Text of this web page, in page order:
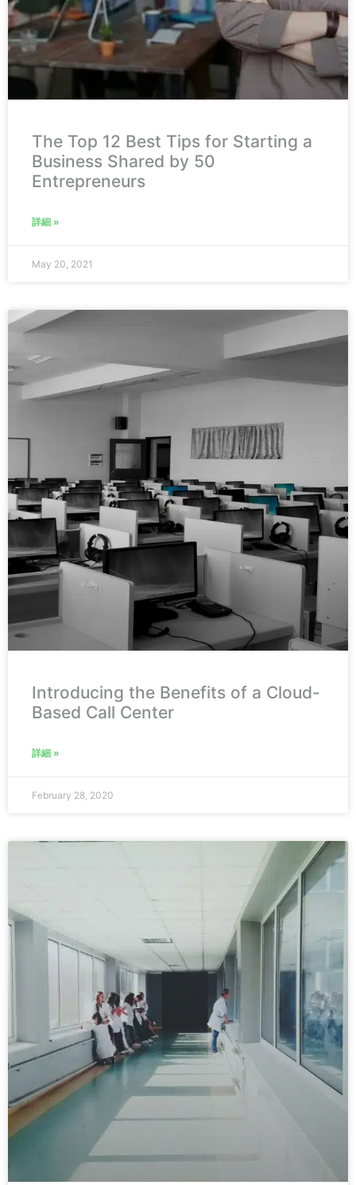
The Top 12 Best Tips for Starting a
Business Shared by 50
Entrepreneurs
詳細 »
May 20, 2021
Introducing the Benefits of a Cloud-
Based Call Center
詳細 »
February 28, 2020